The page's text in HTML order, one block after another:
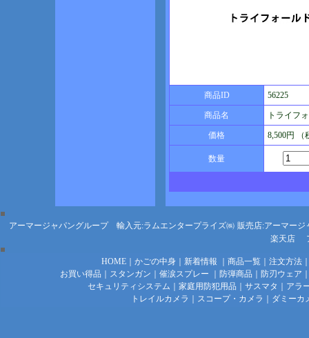
商品ID 56225
商品名 トライフ
価格 8,500円 （
数量
アーマージャパングループ 輸入元:ラムエンタープライズ㈱ 販売店:アーマージ
楽天店
HOME｜ かごの中身｜ 新着情報 商品一覧｜ 注文方法
お買い得品
スタンガン 催涙スプレー 防弾商品 防刃ウェア
セキュリティシステム
家庭用防犯用品 サスマタ
アラ
トレイルカメラ
スコープ・カメラ ダミーカ